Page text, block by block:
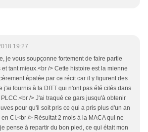
19:27
je vous soupçonne fortement de faire partie
tant mieux.<br /> Cette histoire est la mienne
épatée par ce récit car il y figurent des
j'ai fournis à la DITT qui n'ont pas été cités dans
PLCC.<br /> J'ai traqué ce gars jusqu'à obtenir
pour qu'il soit pris ce qui a pris plus d'un an
CI.<br /> Résultat 2 mois à la MACA qui ne
pense à repartir du bon pied, ce qui était mon